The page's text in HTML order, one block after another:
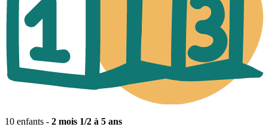
10 enfants - 2 mois 1/2 à 5 ans